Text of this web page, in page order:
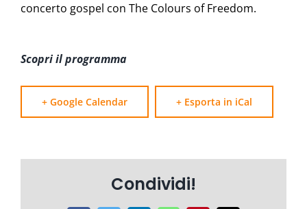
concerto gospel con The Colours of Freedom.
Scopri il programma
+ Google Calendar + Esporta in iCal
Condividi!